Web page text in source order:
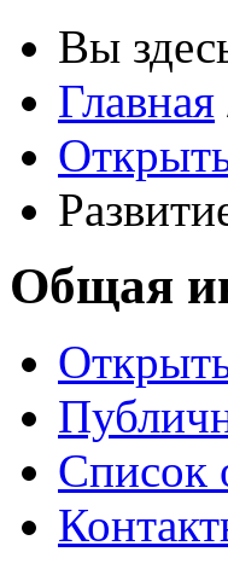
Вы
Главная
Общая
Список